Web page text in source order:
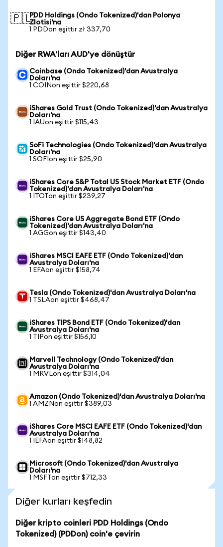
🇵🇱PDD Holdings (Ondo Tokenized)'dan Polonya
Zlotisi'na
1 PDDon eşittir zł 337,70
Diğer RWA'ları AUD'ye dönüştür
Coinbase (Ondo Tokenized)'dan Avustralya
Doları'na
1 COINon eşittir $220,68
iShares Gold Trust (Ondo Tokenized)'dan Avustralya
Doları'na
1 IAUon eşittir $115,43
SoFi Technologies (Ondo Tokenized)'dan Avustralya
Doları'na
1 SOFIon eşittir $25,90
iShares Core S&P Total US Stock Market ETF (Ondo
Tokenized)'dan Avustralya Doları'na
1 ITOTon eşittir $239,27
iShares Core US Aggregate Bond ETF (Ondo
Tokenized)'dan Avustralya Doları'na
1 AGGon eşittir $143,40
iShares MSCI EAFE ETF (Ondo Tokenized)'dan
Avustralya Doları'na
1 EFAon eşittir $158,74
Tesla (Ondo Tokenized)'dan Avustralya Doları'na
1 TSLAon eşittir $468,47
iShares TIPS Bond ETF (Ondo Tokenized)'dan
Avustralya Doları'na
1 TIPon eşittir $156,10
Marvell Technology (Ondo Tokenized)'dan
Avustralya Doları'na
1 MRVLon eşittir $314,04
Amazon (Ondo Tokenized)'dan Avustralya Doları'na
1 AMZNon eşittir $389,03
iShares Core MSCI EAFE ETF (Ondo Tokenized)'dan
Avustralya Doları'na
1 IEFAon eşittir $148,82
Microsoft (Ondo Tokenized)'dan Avustralya
Doları'na
1 MSFTon eşittir $712,33
Diğer kurları keşfedin
Diğer kripto coinleri PDD Holdings (Ondo
Tokenized) (PDDon) coin'e çevirin